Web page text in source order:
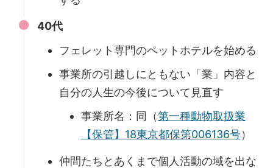
40代
フェレット専門のペットホテルを始める
事業所の引越しにともない「業」内容と
自分の人生の今後について見直す
事業所名：同（第一種動物取扱業
【保管】18東京都保第006136号）
仲間たちとあくまで個人活動の域を出な